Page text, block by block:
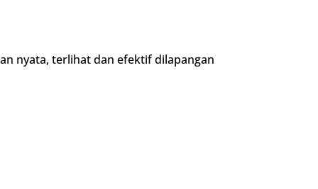
nyata, terlihat dan efektif dilapangan